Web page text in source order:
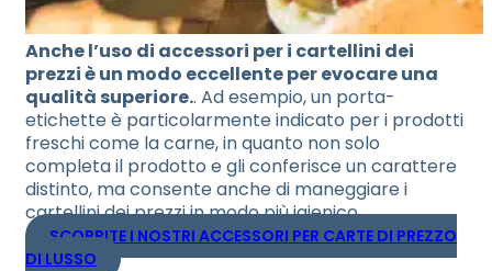
Anche l’uso di accessori per i cartellini dei
prezzi è un modo eccellente per evocare una
qualità superiore.. Ad esempio, un porta-
etichette è particolarmente indicato per i prodotti
freschi come la carne, in quanto non solo
completa il prodotto e gli conferisce un carattere
distinto, ma consente anche di maneggiare i
cartellini dei prezzi in modo più igienico.
SCOPRITE I NOSTRI ACCESSORI PER CARTE DI PREZZO
DI LUSSO